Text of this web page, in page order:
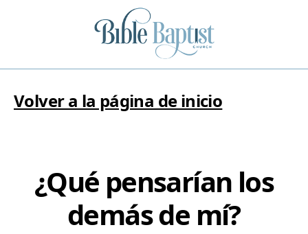
Volver a la página de inicio
¿Qué pensarían los
demás de mí?